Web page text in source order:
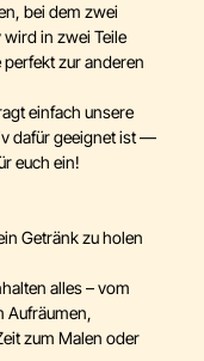
bei dem zwei
in zwei Teile
zur anderen
einfach unsere
dafür geeignet ist —
euch ein!
Getränk zu holen
alles – vom
Aufräumen,
zum Malen oder